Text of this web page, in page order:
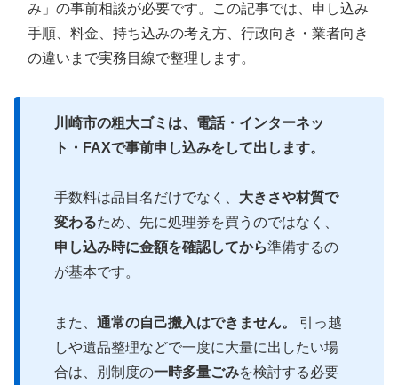
み」の事前相談が必要です。この記事では、申し込み
手順、料金、持ち込みの考え方、行政向き・業者向き
の違いまで実務目線で整理します。
川崎市の粗大ゴミは、電話・インターネッ
ト・FAXで事前申し込みをして出します。
手数料は品目名だけでなく、 大きさや材質で
変わるため、先に処理券を買うのではなく、
申し込み時に金額を確認してから準備するの
が基本です。
また、 通常の自己搬入はできません。
引っ越
しや遺品整理などで一度に大量に出したい場
合は、別制度の一時多量ごみを検討する必要